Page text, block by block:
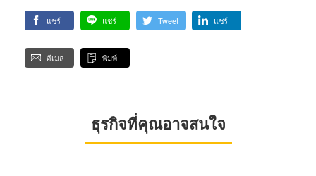
แชร์ แชร์ Tweet แชร์
อีเมล พิมพ์
ธุรกิจที่คุณอาจสนใจ